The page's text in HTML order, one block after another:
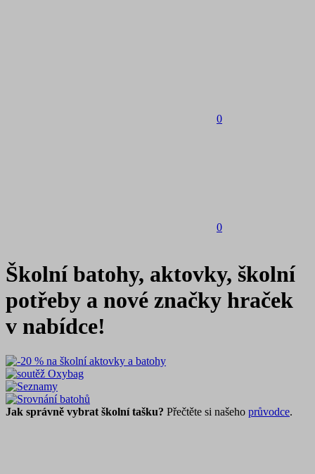
0
0
Školní batohy, aktovky, školní
potřeby a nové značky hraček
v nabídce!
Jak správně vybrat školní tašku? Přečtěte si našeho průvodce.